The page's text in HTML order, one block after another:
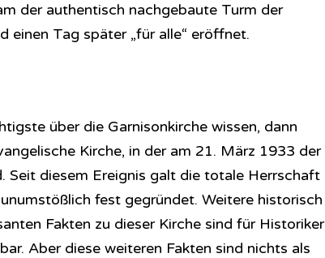
der authentisch nachgebaute Turm der
einen Tag später „für alle“ eröffnet.
über die Garnisonkirche wissen, dann
Kirche, in der am 21. März 1933 der
Seit diesem Ereignis galt die totale Herrschaft
fest gegründet. Weitere historisch
Fakten zu dieser Kirche sind für Historiker
Aber diese weiteren Fakten sind nichts als